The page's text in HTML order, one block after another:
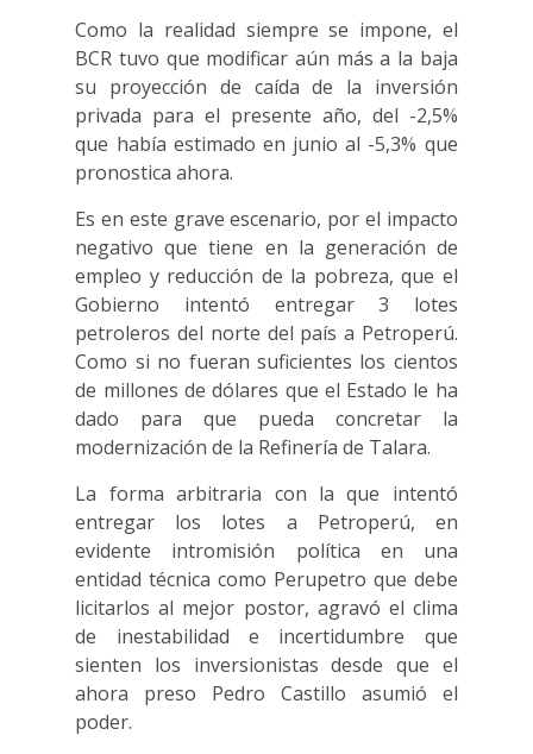
Como la realidad siempre se impone, el
BCR tuvo que modificar aún más a la baja
su proyección de caída de la inversión
privada para el presente año, del -2,5%
que había estimado en junio al -5,3% que
pronostica ahora.
Es en este grave escenario, por el impacto
negativo que tiene en la generación de
empleo y reducción de la pobreza, que el
Gobierno intentó entregar 3 lotes
petroleros del norte del país a Petroperú.
Como si no fueran suficientes los cientos
de millones de dólares que el Estado le ha
dado para que pueda concretar la
modernización de la Refinería de Talara.
La forma arbitraria con la que intentó
entregar los lotes a Petroperú, en
evidente intromisión política en una
entidad técnica como Perupetro que debe
licitarlos al mejor postor, agravó el clima
de inestabilidad e incertidumbre que
sienten los inversionistas desde que el
ahora preso Pedro Castillo asumió el
poder.